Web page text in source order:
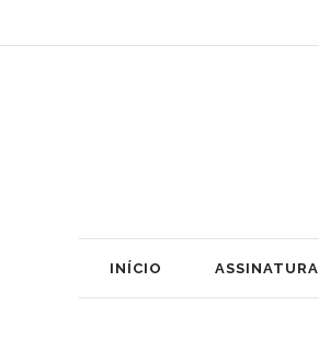
INÍCIO ASSINATURA